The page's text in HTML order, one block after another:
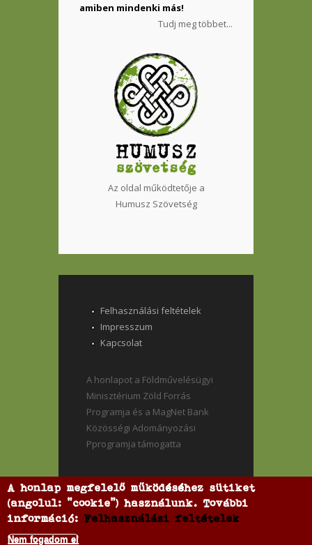
amiben mindenki más!
Tudj meg többet...
Az oldal működtetője a
Humusz Szövetség
Felhasználási feltételek
Impresszum
Kapcsolat
A honlapot a Földművelésügyi
Minisztérium Zöld Forrás
Programja és a MagNet Bank
Közösségi Adományozási
Pprogramja támogatta
A honlap megfelelő működéséhez sütiket
(angolul: "cookie") használunk. További
információ:Felhasználási feltételek
Nem fogadom el